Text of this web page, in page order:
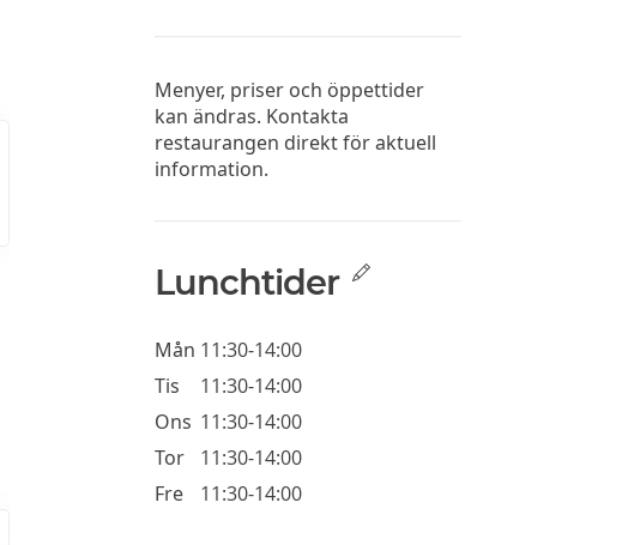
Menyer, priser och öppettider
kan ändras. Kontakta
restaurangen direkt för aktuell
information.
Lunchtider
Mån 11:30-14:00
Tis
11:30-14:00
Ons 11:30-14:00
Tor
11:30-14:00
Fre
11:30-14:00